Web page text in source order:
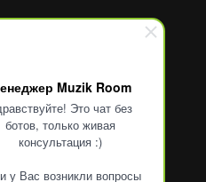
Muzik Room
Это чат без
ботов, только живая
консультация :)
у Вас возникли вопросы